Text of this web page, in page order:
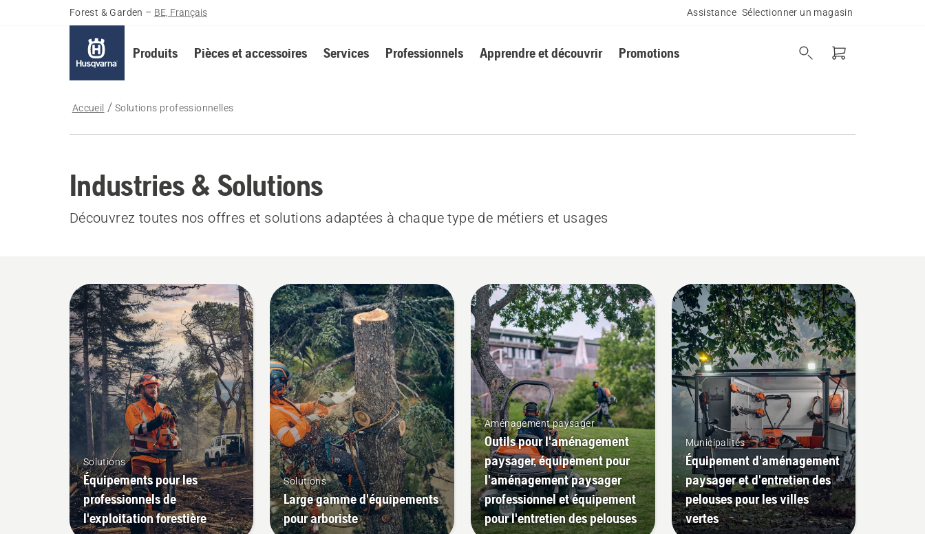
Forest & Garden – BE, Français Assistance Sélectionner un magasin
Produits Pièces et accessoires Services Professionnels Apprendre et découvrir Promotions
Accueil Solutions professionnelles
Industries & Solutions
Découvrez toutes nos offres et solutions adaptées à chaque type de métiers et usages
Solutions
Équipements pour les
professionnels de
l'exploitation forestière
Solutions
Large gamme d'équipements
pour arboriste
Aménagement paysager
Outils pour l'aménagement
paysager, équipement pour
l'aménagement paysager
professionnel et équipement
pour l'entretien des pelouses
Municipalités
Équipement d'aménagement
paysager et d'entretien des
pelouses pour les villes
vertes